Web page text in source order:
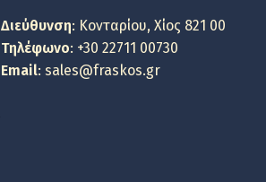
Διεύθυνση: Κονταρίου, Χίος 821 00
Τηλέφωνο: +30 22711 00730
Email: sales@fraskos.gr